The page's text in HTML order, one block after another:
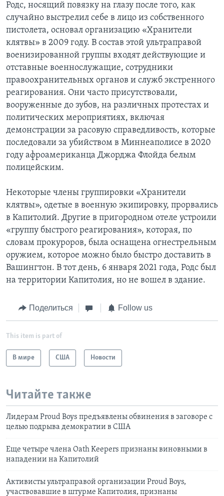
Родс, носящий повязку на глазу после того, как
случайно выстрелил себе в лицо из собственного
пистолета, основал организацию «Хранители
клятвы» в 2009 году. В состав этой ультраправой
военизированной группы входят действующие и
отставные военнослужащие, сотрудники
правоохранительных органов и служб экстренного
реагирования. Они часто присутствовали,
вооруженные до зубов, на различных протестах и
политических мероприятиях, включая
демонстрации за расовую справедливость, которые
последовали за убийством в Миннеаполисе в 2020
году афроамериканца Джорджа Флойда белым
полицейским.
Некоторые члены группировки «Хранители
клятвы», одетые в военную экипировку, прорвались
в Капитолий. Другие в пригородном отеле устроили
«группу быстрого реагирования», которая, по
словам прокуроров, была оснащена огнестрельным
оружием, которое можно было быстро доставить в
Вашингтон. В тот день, 6 января 2021 года, Родс был
на территории Капитолия, но не вошел в здание.
Поделиться Follow us
This item is part of
В мире США Новости
Читайте также
Лидерам Proud Boys предъявлены обвинения в заговоре с
целью подрыва демократии в США
Еще четыре члена Oath Keepers признаны виновными в
нападении на Капитолий
Активисты ультраправой организации Proud Boys,
участвовавшие в штурме Капитолия, признаны